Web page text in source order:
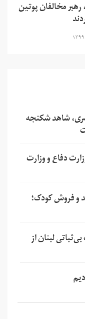
رهبر مخالفان پوتین
شاهد شکنجه
دفاع و وزارت
و فروش کودک؛
لبنان از